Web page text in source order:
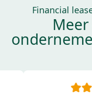
Financial